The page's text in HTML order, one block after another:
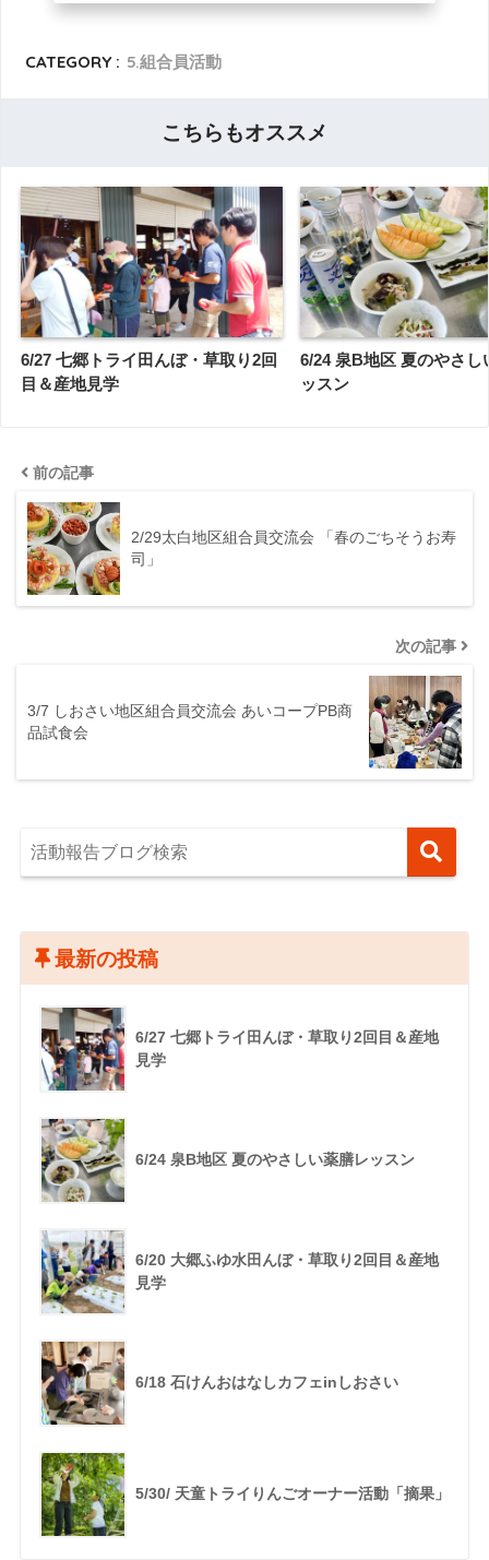
CATEGORY : 5.組合員活動
こちらもオススメ
6/27 七郷トライ田んぼ・草取り2回
目＆産地見学
6/24 泉B地区 夏のやさし
ッスン
前の記事
2/29太白地区組合員交流会 「春のごちそうお寿
司」
次の記事
3/7 しおさい地区組合員交流会 あいコープPB商
品試食会
最新の投稿
6/27 七郷トライ田んぼ・草取り2回目＆産地
見学
6/24 泉B地区 夏のやさしい薬膳レッスン
6/20 大郷ふゆ水田んぼ・草取り2回目＆産地
見学
6/18 石けんおはなしカフェinしおさい
5/30/ 天童トライりんごオーナー活動「摘果」